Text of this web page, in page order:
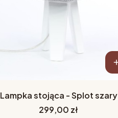
Lampka stojąca - Splot szary
Cena
299,00 zł